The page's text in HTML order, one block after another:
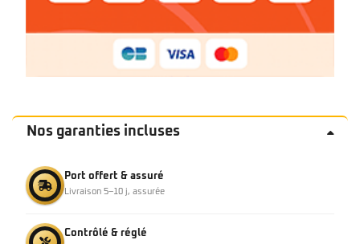
Nos garanties incluses
Port offert & assuré
Livraison 5–10 j, assurée
Contrôlé & réglé